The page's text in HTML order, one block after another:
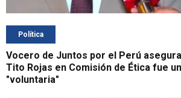
Política
Vocero de Juntos por el Perú
Tito Rojas en Comisión de Ética fue
"voluntaria"